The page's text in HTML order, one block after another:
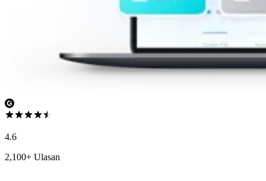
4.6
2,100+ Ulasan